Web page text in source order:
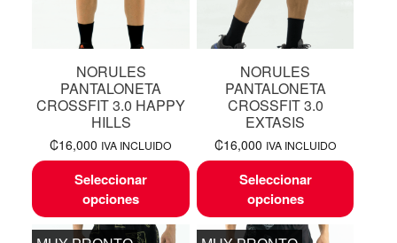
NORULES
PANTALONETA
CROSSFIT 3.0 HAPPY
HILLS
₡16,000 IVA INCLUIDO
Seleccionar
opciones
NORULES
PANTALONETA
CROSSFIT 3.0
EXTASIS
₡16,000 IVA INCLUIDO
Seleccionar
opciones